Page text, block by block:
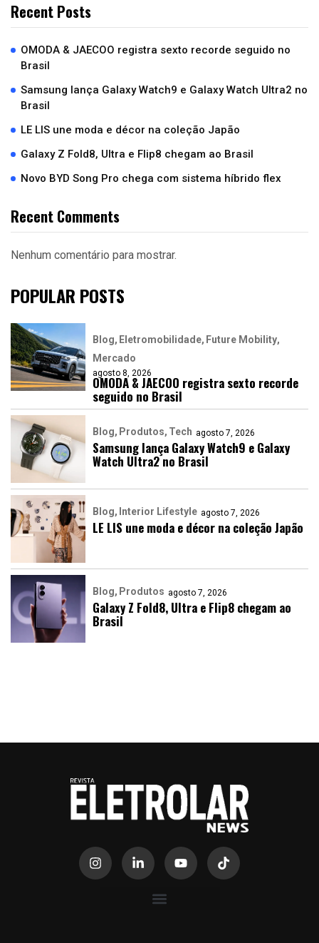
Recent Posts
OMODA & JAECOO registra sexto recorde seguido no
Brasil
Samsung lança Galaxy Watch9 e Galaxy Watch Ultra2 no
Brasil
LE LIS une moda e décor na coleção Japão
Galaxy Z Fold8, Ultra e Flip8 chegam ao Brasil
Novo BYD Song Pro chega com sistema híbrido flex
Recent Comments
Nenhum comentário para mostrar.
POPULAR POSTS
Blog Eletromobilidade Future Mobility
Mercado
agosto 8, 2026
OMODA & JAECOO registra sexto recorde
seguido no Brasil
Blog Produtos Tech agosto 7, 2026
Samsung lança Galaxy Watch9 e Galaxy
Watch Ultra2 no Brasil
Blog Interior Lifestyle agosto 7, 2026
LE LIS une moda e décor na coleção Japão
Blog Produtos agosto 7, 2026
Galaxy Z Fold8, Ultra e Flip8 chegam ao
Brasil